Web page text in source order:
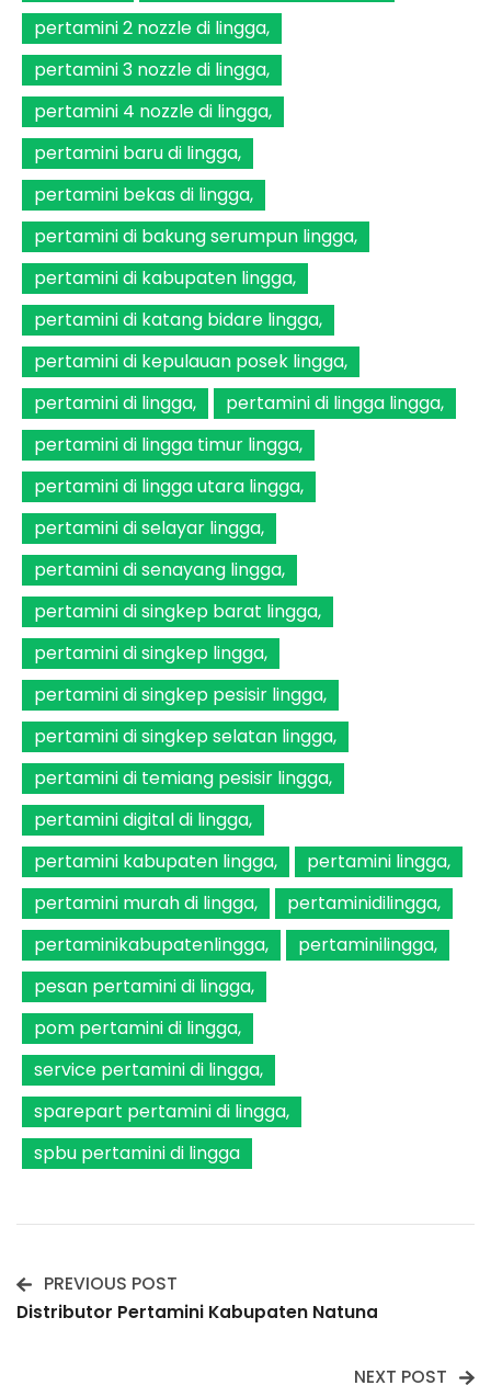
pertamini 2 nozzle di lingga
pertamini 3 nozzle di lingga
pertamini 4 nozzle di lingga
pertamini baru di lingga
pertamini bekas di lingga
pertamini di bakung serumpun lingga
pertamini di kabupaten lingga
pertamini di katang bidare lingga
pertamini di kepulauan posek lingga
pertamini di lingga
pertamini di lingga lingga
pertamini di lingga timur lingga
pertamini di lingga utara lingga
pertamini di selayar lingga
pertamini di senayang lingga
pertamini di singkep barat lingga
pertamini di singkep lingga
pertamini di singkep pesisir lingga
pertamini di singkep selatan lingga
pertamini di temiang pesisir lingga
pertamini digital di lingga
pertamini kabupaten lingga
pertamini lingga
pertamini murah di lingga
pertaminidilingga
pertaminikabupatenlingga
pertaminilingga
pesan pertamini di lingga
pom pertamini di lingga
service pertamini di lingga
sparepart pertamini di lingga
spbu pertamini di lingga
Post
PREVIOUS POST
Distributor Pertamini Kabupaten Natuna
NEXT POST